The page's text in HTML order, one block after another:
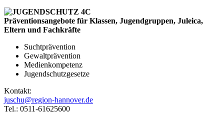
Präventionsangebote für Klassen, Jugendgruppen, Juleica,
Eltern und Fachkräfte
Suchtprävention
Gewaltprävention
Medienkompetenz
Jugendschutzgesetze
Kontakt:
juschu@region-hannover.de
Tel.: 0511-61625600